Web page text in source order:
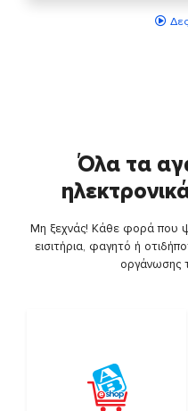
Όλα τα
Μη ξεχνάς! Κάθε φορά που
εισιτήρια, φαγητό ή
οργάνωσης